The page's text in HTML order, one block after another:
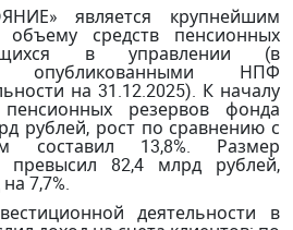
является крупнейшим
средств пенсионных
в управлении (в
опубликованными НПФ
на 31.12.2025). К началу
резервов фонда
рублей, рост по сравнению с
составил 13,8%. Размер
превысил 82,4 млрд рублей,
7,7%.
деятельности в